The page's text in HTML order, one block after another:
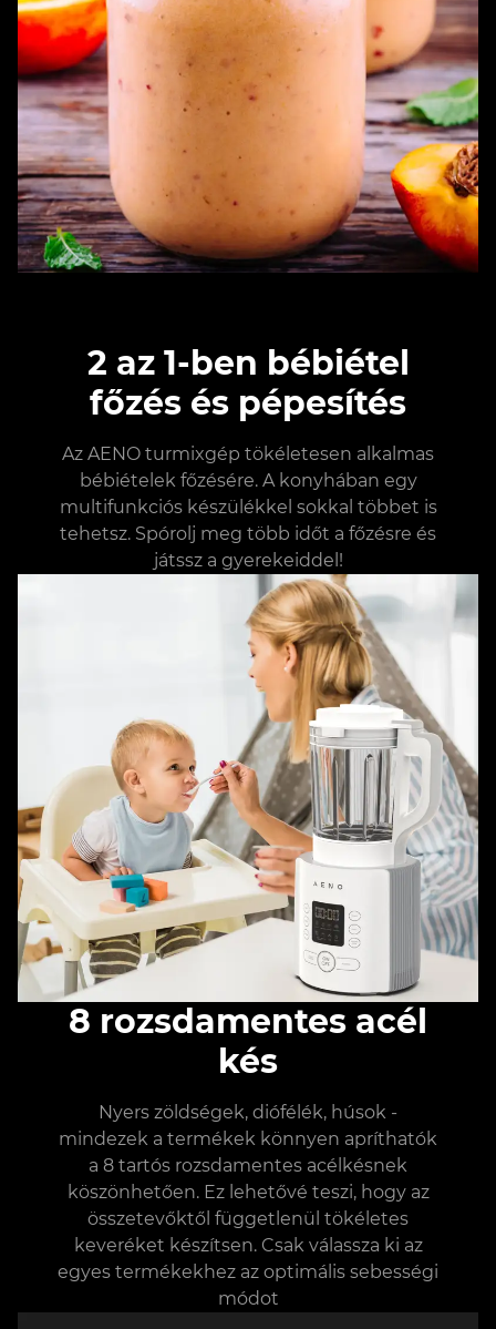
2 az 1-ben bébiétel
főzés és pépesítés
Az AENO turmixgép tökéletesen alkalmas
bébiételek főzésére. A konyhában egy
multifunkciós készülékkel sokkal többet is
tehetsz. Spórolj meg több időt a főzésre és
játssz a gyerekeiddel!
8 rozsdamentes acél
kés
Nyers zöldségek, diófélék, húsok -
mindezek a termékek könnyen apríthatók
a 8 tartós rozsdamentes acélkésnek
köszönhetően. Ez lehetővé teszi, hogy az
összetevőktől függetlenül tökéletes
keveréket készítsen. Csak válassza ki az
egyes termékekhez az optimális sebességi
módot